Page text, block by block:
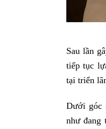
Sau lần
tiếp tục
tại triển
Dưới góc
như đang